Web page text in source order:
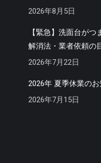
2026年8月5日
【緊急】洗面台が
解消法・業者依頼の
2026年7月22日
2026年 夏季休業の
2026年7月15日